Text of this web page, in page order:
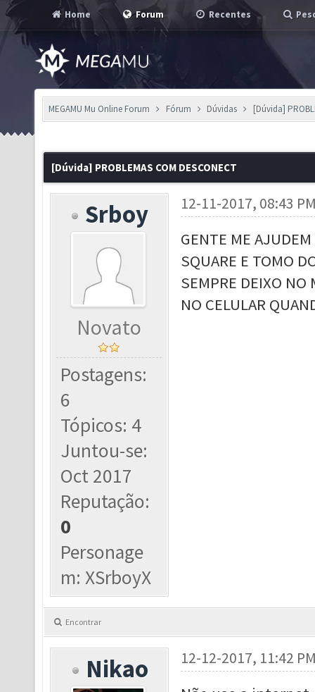
Home Forum Recentes
MEGAMU Mu Online Forum Fórum Dúvidas [Dúvida]
[Dúvida] PROBLEMAS COM DESCONECT
Srboy
Novato
Postagens:
6
Tópicos: 4
Juntou-se:
Oct 2017
Reputação:
0
Personage
m: XSrboyX
12-11-2017, 08:43
GENTE ME
SQUARE E TOMO
SEMPRE DEIXO NO
NO CELULAR
Encontrar
Nikao 12-12-2017, 11:42